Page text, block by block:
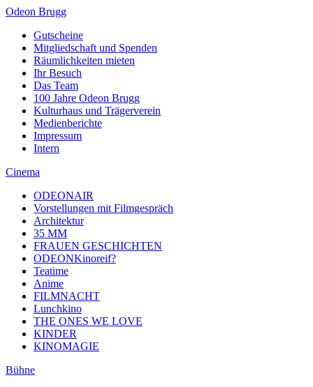
Odeon Brugg
Gutscheine
Mitgliedschaft und Spenden
Räumlichkeiten mieten
Ihr Besuch
Das Team
100 Jahre Odeon Brugg
Kulturhaus und Trägerverein
Medienberichte
Impressum
Intern
Cinema
ODEONAIR
Vorstellungen mit Filmgespräch
Architektur
35 MM
FRAUEN GESCHICHTEN
ODEONKinoreif?
Teatime
Anime
FILMNACHT
Lunchkino
THE ONES WE LOVE
KINDER
KINOMAGIE
Bühne